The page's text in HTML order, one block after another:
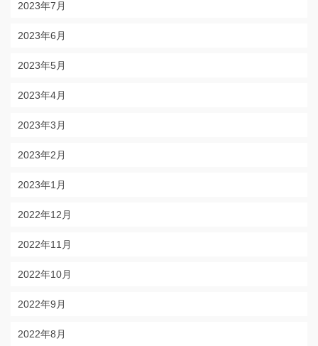
2023年7月
2023年6月
2023年5月
2023年4月
2023年3月
2023年2月
2023年1月
2022年12月
2022年11月
2022年10月
2022年9月
2022年8月